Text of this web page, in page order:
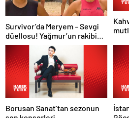
Survivor’da Meryem – Sevgi
düellosu! Yağmur’un rakibi
belli oldu
Borusan Sanat’tan sezonun